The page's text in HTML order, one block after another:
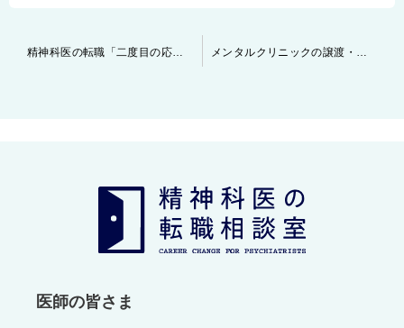
精神科医の転職「二度目の応募は許されるのか？」 メンタルクリニックの譲渡・承継支援について
医師の皆さま